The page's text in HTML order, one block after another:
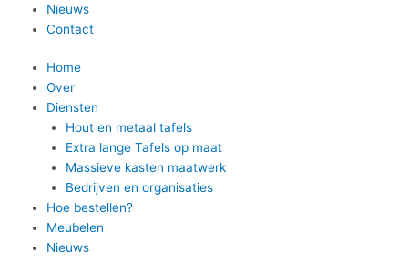
Nieuws
Contact
Home
Over
Diensten
Hout en metaal tafels
Extra lange Tafels op maat
Massieve kasten maatwerk
Bedrijven en organisaties
Hoe bestellen?
Meubelen
Nieuws